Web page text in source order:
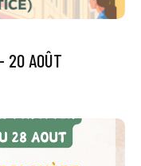
20 AOÛT